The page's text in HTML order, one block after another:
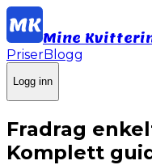
Mine
PriserBlogg
Logg inn
Fradrag
Komplett